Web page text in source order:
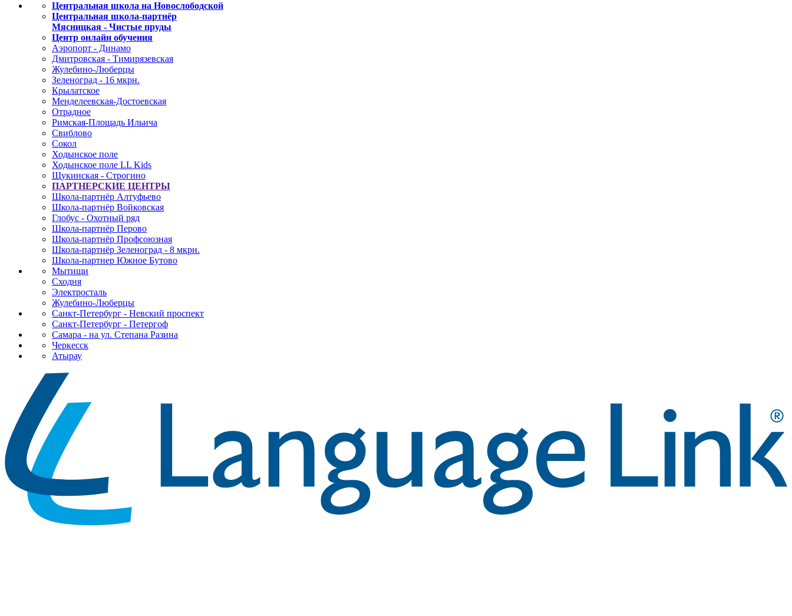
Центральная школа на Новослободской
Центральная школа-партнёр
Мясницкая - Чистые пруды
Центр онлайн обучения
Аэропорт - Динамо
Дмитровская - Тимирязевская
Жулебино-Люберцы
Зеленоград - 16 мкрн.
Крылатское
Менделеевская-Достоевская
Отрадное
Римская-Площадь Ильича
Свиблово
Сокол
Ходынское поле
Ходынское поле LL Kids
Щукинская - Строгино
ПАРТНЕРСКИЕ ЦЕНТРЫ
Школа-партнёр Алтуфьево
Школа-партнёр Войковская
Глобус - Охотный ряд
Школа-партнёр Перово
Школа-партнёр Профсоюзная
Школа-партнёр Зеленоград - 8 мкрн.
Школа-партнер Южное Бутово
Мытищи
Сходня
Электросталь
Жулебино-Люберцы
Санкт-Петербург - Невский проспект
Санкт-Петербург - Петергоф
Самара - на ул. Степана Разина
Черкесск
Атырау